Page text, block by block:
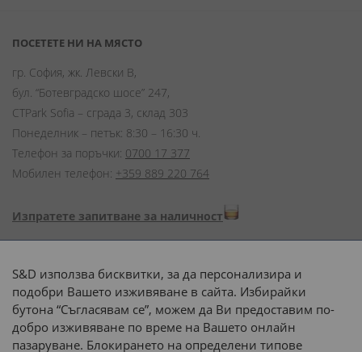
ПОСЕТЕТЕ НИ НА МЯСТО
гр. София, жк. Левски В,
бул. “Ботевградско шосе” 247,
CTPark Sofia – сграда 3, склад 303
Понеделник – петък: 8:30 – 16:30 ч.
Телефон за поръчки: 0700 17 377
Мобилен телефон: +359 889 220 764
Изпратете запитване за наличност
Начини на плащане:
S&D използва бисквитки, за да персонализира и
подобри Вашето изживяване в сайта. Избирайки
бутона “Съгласявам се”, можем да Ви предоставим по-
добро изживяване по време на Вашето онлайн
пазаруване. Блокирането на определени типове